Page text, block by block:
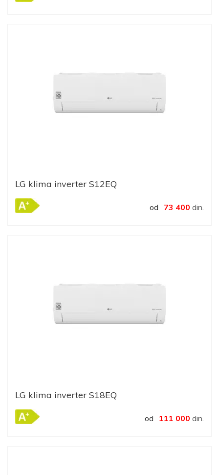
LG klima inverter S12EQ
od 73 400 din.
LG klima inverter S18EQ
od 111 000 din.